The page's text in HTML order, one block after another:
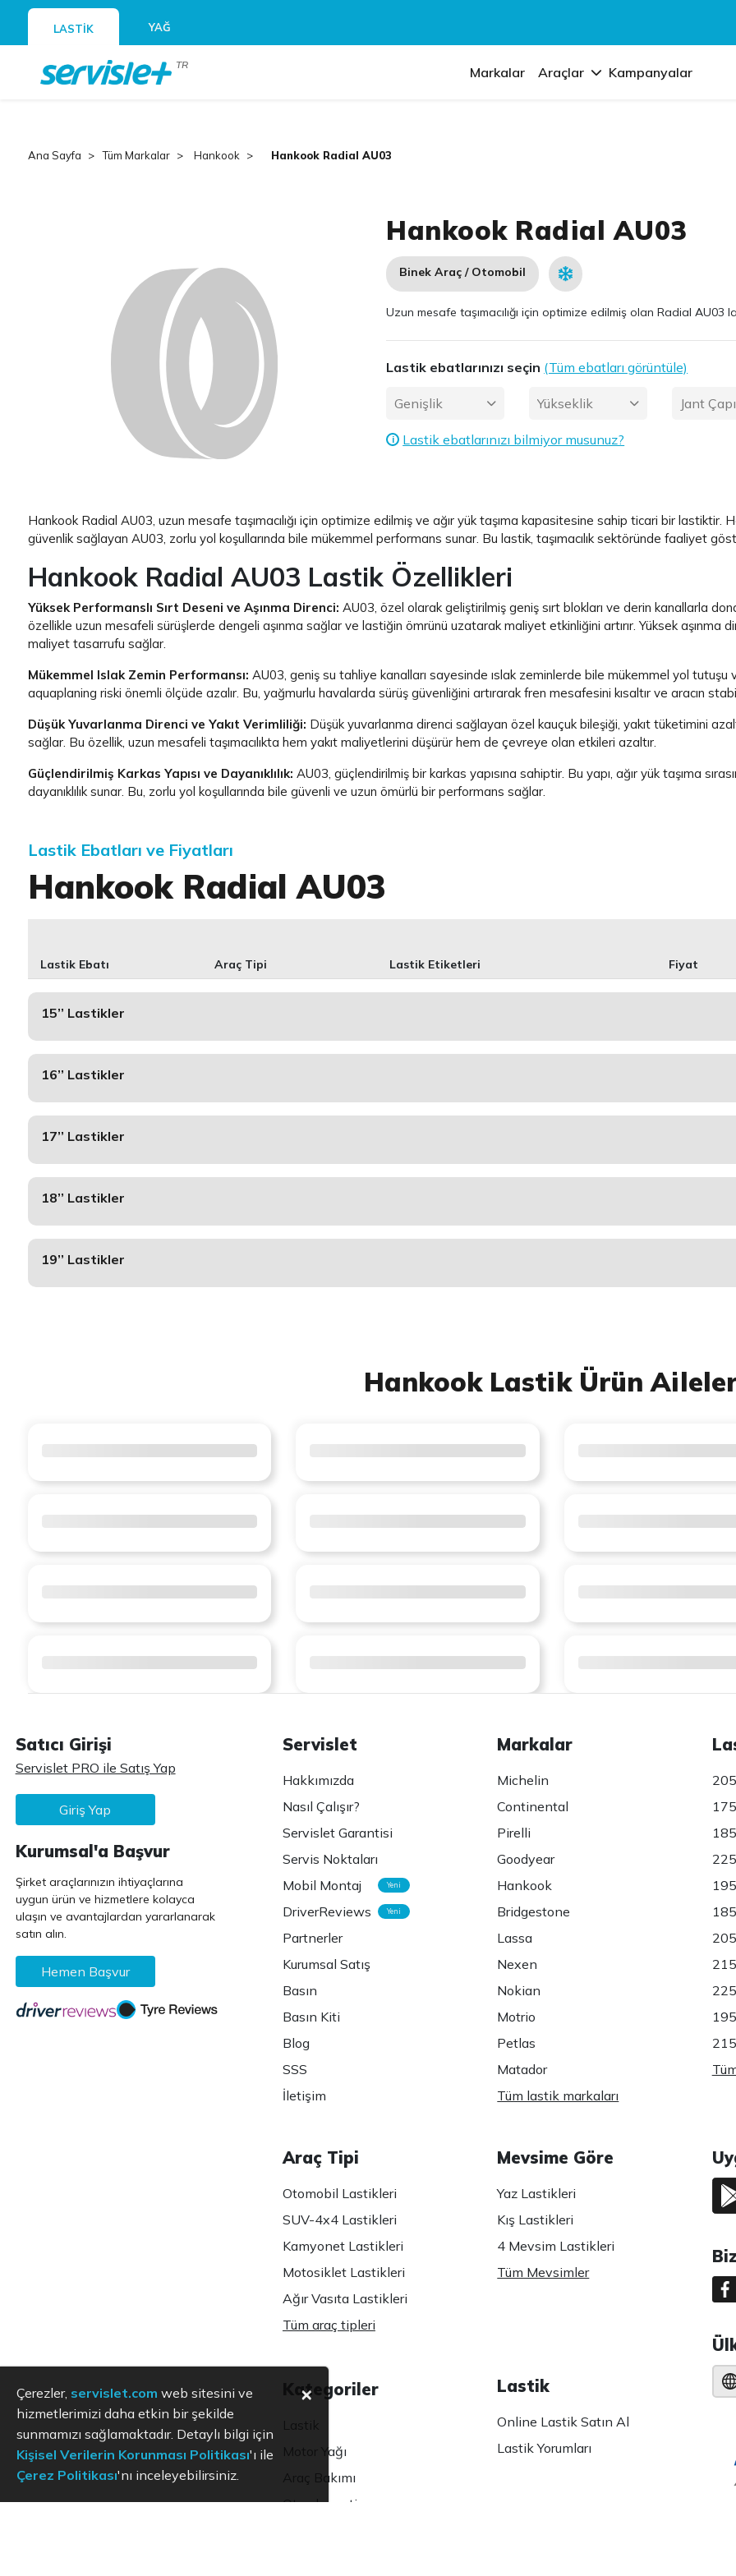
LASTİK YAĞ
TR Markalar Araçlar Kampanyalar
Ana Sayfa Tüm Markalar Hankook Hankook Radial AU03
Hankook Radial AU03
Binek Araç / Otomobil
Uzun mesafe taşımacılığı için optimize edilmiş olan Radial
Lastik ebatlarınızı seçin (Tüm ebatları görüntüle)
Genişlik Yükseklik Jant Çapı
i Lastik ebatlarınızı bilmiyor musunuz?
Hankook Radial AU03, uzun mesafe taşımacılığı için optimize edilmiş ve ağır yük taşıma kapasitesine sahip ticari bir lastiktir.
güvenlik sağlayan AU03, zorlu yol koşullarında bile mükemmel performans sunar. Bu lastik, taşımacılık sektöründe faaliyet
Hankook Radial AU03 Lastik Özellikleri
Yüksek Performanslı Sırt Deseni ve Aşınma Direnci: AU03, özel olarak geliştirilmiş geniş sırt blokları ve derin kanallarla
özellikle uzun mesafeli sürüşlerde dengeli aşınma sağlar ve lastiğin ömrünü uzatarak maliyet etkinliğini artırır. Yüksek aşınma
maliyet tasarrufu sağlar.
Mükemmel Islak Zemin Performansı: AU03, geniş su tahliye kanalları sayesinde ıslak zeminlerde bile mükemmel yol tutuşu
aquaplaning riski önemli ölçüde azalır. Bu, yağmurlu havalarda sürüş güvenliğini artırarak fren mesafesini kısaltır ve aracın
Düşük Yuvarlanma Direnci ve Yakıt Verimliliği: Düşük yuvarlanma direnci sağlayan özel kauçuk bileşiği, yakıt tüketimini
sağlar. Bu özellik, uzun mesafeli taşımacılıkta hem yakıt maliyetlerini düşürür hem de çevreye olan etkileri azaltır.
Güçlendirilmiş Karkas Yapısı ve Dayanıklılık: AU03, güçlendirilmiş bir karkas yapısına sahiptir. Bu yapı, ağır yük taşıma
dayanıklılık sunar. Bu, zorlu yol koşullarında bile güvenli ve uzun ömürlü bir performans sağlar.
Lastik Ebatları ve Fiyatları
Hankook Radial AU03
Lastik Ebatı Araç Tipi Lastik Etiketleri Fiyat
15’’ Lastikler
16’’ Lastikler
17’’ Lastikler
18’’ Lastikler
19’’ Lastikler
Hankook Lastik Ürün
Satıcı Girişi
Servislet PRO ile Satış Yap
Giriş Yap
Kurumsal'a Başvur
Şirket araçlarınızın ihtiyaçlarına
uygun ürün ve hizmetlere kolayca
ulaşın ve avantajlardan yararlanarak
satın alın.
Hemen Başvur
Servislet
Hakkımızda
Nasıl Çalışır?
Servislet Garantisi
Servis Noktaları
Mobil Montaj
Yeni
DriverReviews Yeni
Partnerler
Kurumsal Satış
Basın
Basın Kiti
Blog
SSS
İletişim
Markalar
Michelin
Continental
Pirelli
Goodyear
Hankook
Bridgestone
Lassa
Nexen
Nokian
Motrio
Petlas
Matador
Tüm lastik markaları
Araç Tipi
Otomobil Lastikleri
SUV-4x4 Lastikleri
Kamyonet Lastikleri
Motosiklet Lastikleri
Ağır Vasıta Lastikleri
Tüm araç tipleri
Kategoriler
Motor Yağı
Araç Bakımı
Oto ekspertiz
Mevsime Göre
Yaz Lastikleri
Kış Lastikleri
4 Mevsim Lastikleri
Tüm Mevsimler
Lastik
Online Lastik Satın Al
Lastik Yorumları
Çerezler, servislet.com web sitesini ve
hizmetlerimizi daha etkin bir şekilde
sunmamızı sağlamaktadır. Detaylı bilgi için
Kişisel Verilerin Korunması Politikası'ı ile
Çerez Politikası'nı inceleyebilirsiniz.
×